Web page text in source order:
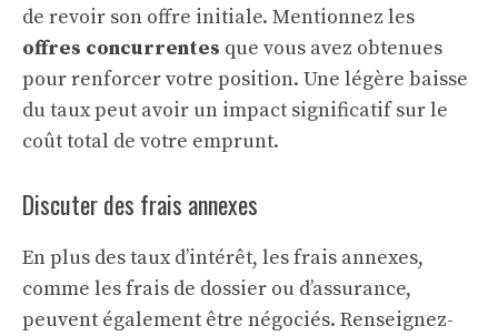
de revoir son offre initiale. Mentionnez les
offres concurrentes que vous avez obtenues
pour renforcer votre position. Une légère baisse
du taux peut avoir un impact significatif sur le
coût total de votre emprunt.
Discuter des frais annexes
En plus des taux d’intérêt, les frais annexes,
comme les frais de dossier ou d’assurance,
peuvent également être négociés. Renseignez-